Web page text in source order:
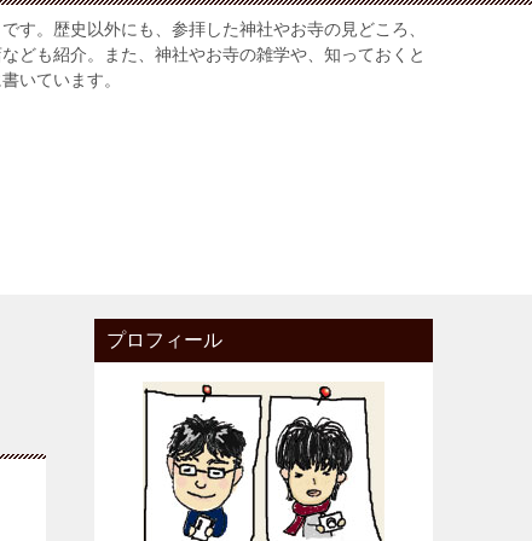
す。歴史以外にも、参拝した神社やお寺の見どころ、
ども紹介。また、神社やお寺の雑学や、知っておくと
いています。
プロフィール